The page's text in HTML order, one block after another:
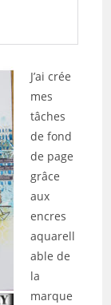
J’ai crée
mes
tâches
de fond
de page
grâce
aux
encres
aquarell
able de
la
marque